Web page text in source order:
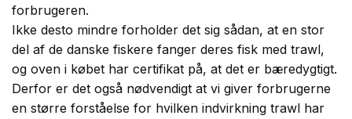
forbrugeren.
Ikke desto mindre forholder det sig sådan, at en stor
del af de danske fiskere fanger deres fisk med trawl,
og oven i købet har certifikat på, at det er bæredygtigt.
Derfor er det også nødvendigt at vi giver forbrugerne
en større forståelse for hvilken indvirkning trawl har